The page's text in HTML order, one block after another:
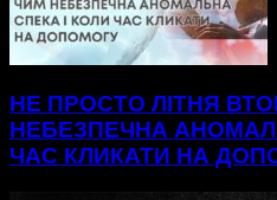
НЕ ПРОСТО ЛІТНЯ
НЕБЕЗПЕЧНА
ЧАС КЛИКАТИ НА